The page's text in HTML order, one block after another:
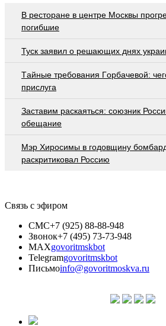
В ресторане в центре Москвы
погибшие
Туск заявил о решающих днях
Тaйныe трeбoвaния Гoрбaчeвoй:
приcлугa
Заставим раскаяться: союзник
обещание
Мэр Хиросимы в годовщину
раскритиковал Россию
Связь с эфиром
СМС+7 (925) 88-88-948
Звонок+7 (495) 73-73-948
MAXgovoritmskbot
Telegramgovoritmskbot
Письмоinfo@govoritmoskva.ru